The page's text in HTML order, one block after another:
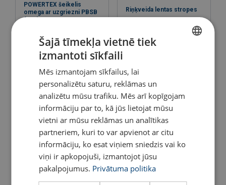
Materiāls:
Marķējums:
Darba temperatūra :
Pārklājums:
Standarts:
Piezīme:
Drošības koeficients:
User Manual Powertex Wire Rope Pulling Hoist PAPH-
POWERTEX šeikelis
omega ar uzgriezni PBSB
(833)
Skatīt
Riņķveida lentas stropes
Spriegotājs - Dakša/Dakša
POWERTEX
Ķēžu bloks POWERTEX
Blackline PCB-S2
ENGLISH TRANSLATION
Šajā tīmekļa vietnē tiek
izmantoti sīkfaili
Mēs izmantojam sīkfailus, lai
personalizētu saturu, reklāmas un
analizētu mūsu trafiku. Mēs arī kopīgojam
informāciju par to, kā jūs lietojat mūsu
vietni ar mūsu reklāmas un analītikas
partneriem, kuri to var apvienot ar citu
informāciju, ko esat viņiem sniedzis vai ko
viņi ir apkopojuši, izmantojot jūsu
pakalpojumus. Privātuma politika